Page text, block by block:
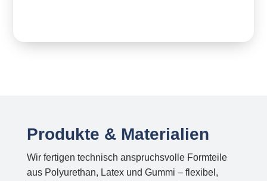
Produkte & Materialien
Wir fertigen technisch anspruchsvolle Formteile
aus Polyurethan, Latex und Gummi – flexibel,